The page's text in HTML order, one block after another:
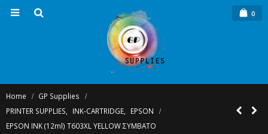
0
Home
GP Supplies
PRINTER SUPPLIES
INK-CARTRIDGE
EPSON
EPSON INK (12ml) T603XL YELLOW ΣΥΜΒΑΤΟ